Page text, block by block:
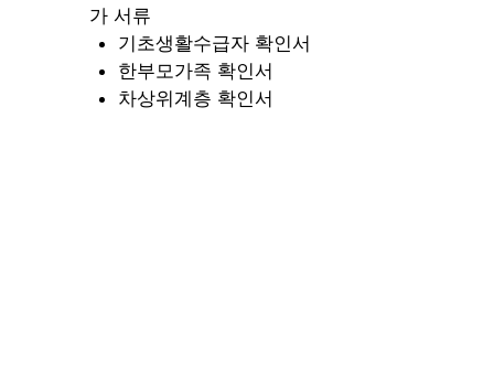
가 서류
기초생활수급자 확인서
한부모가족 확인서
차상위계층 확인서